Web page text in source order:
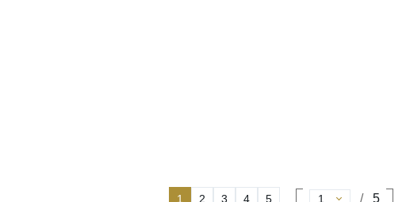
1 2 3 4 5 5